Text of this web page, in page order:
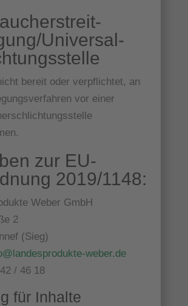
Universal­
bereit oder verpflichtet, an
vor einer
zur EU-
2019/1148:
Weber GmbH
2
(Sieg)
weber.de
/ 46 18
für Inhalte